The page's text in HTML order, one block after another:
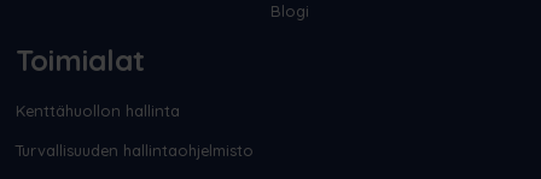
Blogi
Toimialat
Kenttähuollon hallinta
Turvallisuuden hallintaohjelmisto